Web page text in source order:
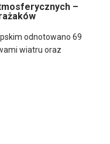
–
odnotowano 69
wiatru oraz